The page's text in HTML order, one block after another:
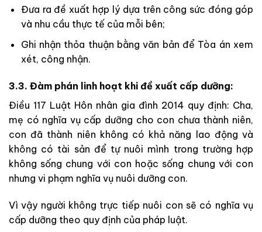
Đưa ra đề xuất hợp lý dựa trên công sức đóng góp
và nhu cầu thực tế của mỗi bên;
Ghi nhận thỏa thuận bằng văn bản để Tòa án xem
xét, công nhận.
3.3. Đàm phán linh hoạt khi đề xuất cấp dưỡng:
Điều 117 Luật Hôn nhân gia đình 2014 quy định: Cha,
mẹ có nghĩa vụ cấp dưỡng cho con chưa thành niên,
con đã thành niên không có khả năng lao động và
không có tài sản để tự nuôi mình trong trường hợp
không sống chung với con hoặc sống chung với con
nhưng vi phạm nghĩa vụ nuôi dưỡng con.
Vì vậy người không trực tiếp nuôi con sẽ có nghĩa vụ
cấp dưỡng theo quy định của pháp luật.